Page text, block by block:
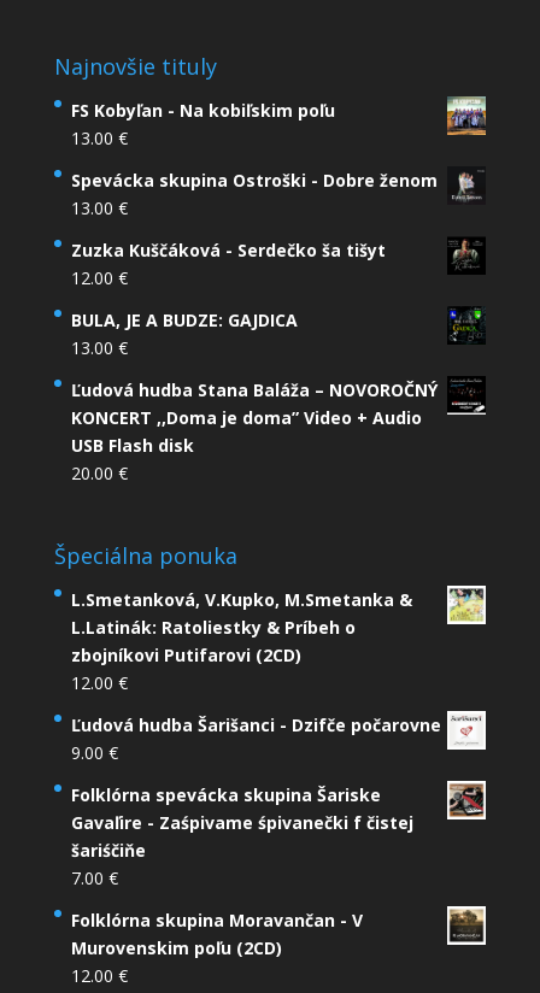
Najnovšie tituly
FS Kobyľan - Na kobiľskim poľu
13.00 €
Spevácka skupina Ostroški - Dobre ženom
13.00 €
Zuzka Kuščáková - Serdečko ša tišyt
12.00 €
BULA, JE A BUDZE: GAJDICA
13.00 €
Ľudová hudba Stana Baláža – NOVOROČNÝ
KONCERT ,,Doma je doma” Video + Audio
USB Flash disk
20.00 €
Špeciálna ponuka
L.Smetanková, V.Kupko, M.Smetanka &
L.Latinák: Ratoliestky & Príbeh o
zbojníkovi Putifarovi (2CD)
12.00 €
Ľudová hudba Šarišanci - Dzifče počarovne
9.00 €
Folklórna spevácka skupina Šariske
Gavaľire - Zaśpivame śpivanečki f čistej
šariśčiňe
7.00 €
Folklórna skupina Moravančan - V
Murovenskim poľu (2CD)
12.00 €